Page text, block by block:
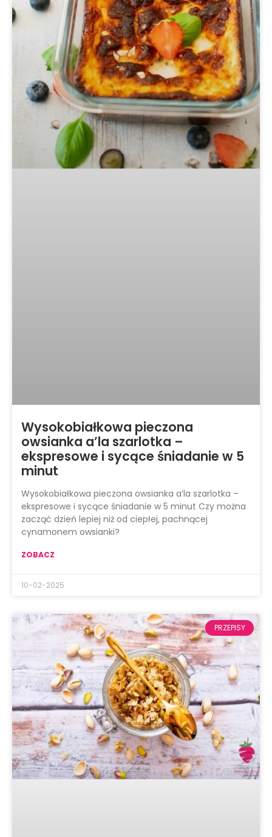
Wysokobiałkowa pieczona
owsianka a’la szarlotka –
ekspresowe i sycące śniadanie w 5
minut
Wysokobiałkowa pieczona owsianka a’la szarlotka –
ekspresowe i sycące śniadanie w 5 minut Czy można
zacząć dzień lepiej niż od ciepłej, pachnącej
cynamonem owsianki?
ZOBACZ
10-02-2025
PRZEPISY